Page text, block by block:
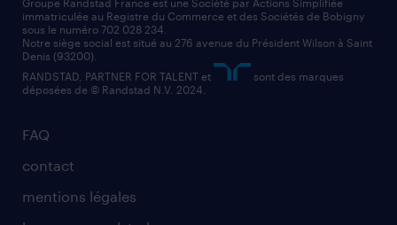
assistant administratif
comptable
FAQ
contact
mentions légales
Groupe Randstad France est une Société par Actions Simplifiée
immatriculée au Registre du Commerce et des Sociétés de Bobigny
sous le numéro 702 028 234.
Notre siège social est situé au 276 avenue du Président Wilson à Saint
Denis (93200).
RANDSTAD, PARTNER FOR TALENT et
sont des marques
déposées de © Randstad N.V. 2024.